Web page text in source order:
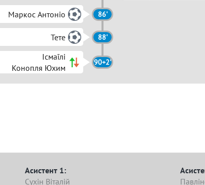
Маркос Антоніо
86'
Тете 88'
Ісмаїлі
Конопля Юхим
90+2'
Асистент 1:
Сухін Віталій